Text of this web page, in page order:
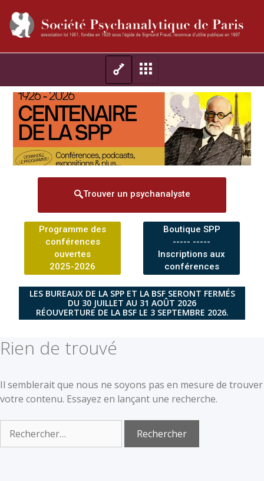
Trouver un psychanalyste
Programme des
conférences
ouvertes
2025-2026
Boutique SPP
----- -----
Inscriptions aux
conférences
LES BUREAUX DE LA SPP ET LA BSF SERONT FERMÉS
DU 30 JUILLET AU 31 AOÛT 2026
RÉOUVERTURE DE LA BSF LE 3 SEPTEMBRE 2026.
Rien de trouvé
Il semblerait que nous ne soyons pas en mesure de trouver
votre contenu. Essayez en lançant une recherche.